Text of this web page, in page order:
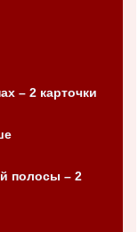
– 2 карточки
полосы – 2